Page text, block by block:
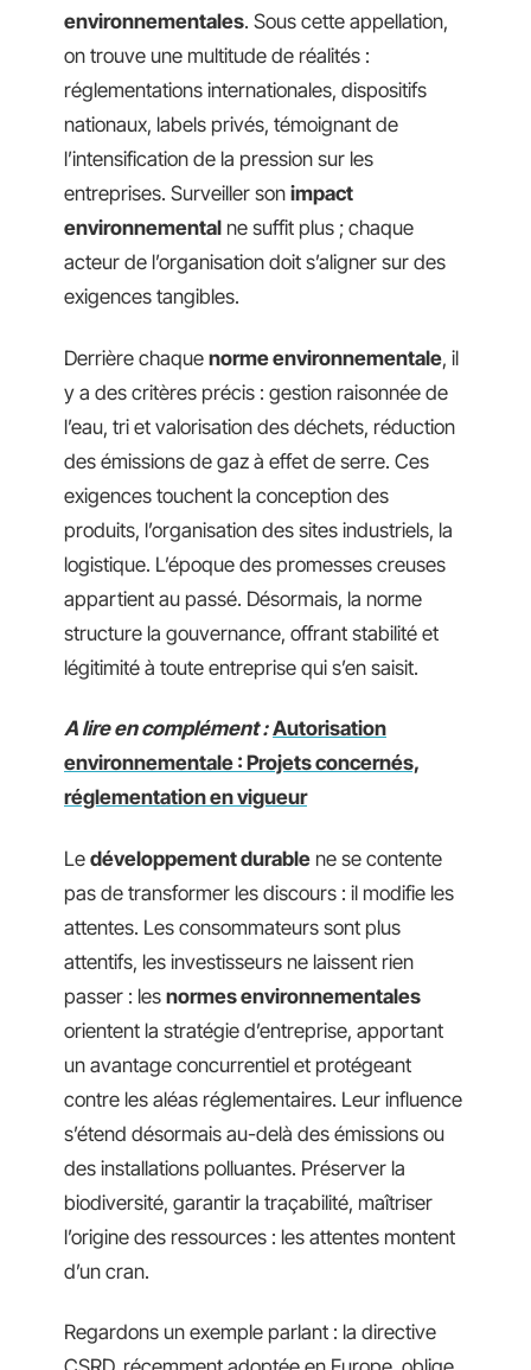
environnementales. Sous cette appellation,
on trouve une multitude de réalités :
réglementations internationales, dispositifs
nationaux, labels privés, témoignant de
l’intensification de la pression sur les
entreprises. Surveiller son impact
environnemental ne suffit plus ; chaque
acteur de l’organisation doit s’aligner sur des
exigences tangibles.
Derrière chaque norme environnementale, il
y a des critères précis : gestion raisonnée de
l’eau, tri et valorisation des déchets, réduction
des émissions de gaz à effet de serre. Ces
exigences touchent la conception des
produits, l’organisation des sites industriels, la
logistique. L’époque des promesses creuses
appartient au passé. Désormais, la norme
structure la gouvernance, offrant stabilité et
légitimité à toute entreprise qui s’en saisit.
A lire en complément : Autorisation
environnementale : Projets concernés,
réglementation en vigueur
Le développement durable ne se contente
pas de transformer les discours : il modifie les
attentes. Les consommateurs sont plus
attentifs, les investisseurs ne laissent rien
passer : les normes environnementales
orientent la stratégie d’entreprise, apportant
un avantage concurrentiel et protégeant
contre les aléas réglementaires. Leur influence
s’étend désormais au-delà des émissions ou
des installations polluantes. Préserver la
biodiversité, garantir la traçabilité, maîtriser
l’origine des ressources : les attentes montent
d’un cran.
Regardons un exemple parlant : la directive